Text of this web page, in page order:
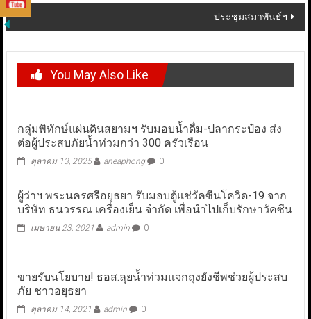
ประชุมสมาพันธ์ฯ
You May Also Like
กลุ่มพิทักษ์แผ่นดินสยามฯ รับมอบน้ำดื่ม-ปลากระป๋อง ส่ง
ต่อผู้ประสบภัยน้ำท่วมกว่า 300 ครัวเรือน
ตุลาคม 13, 2025 aneaphong 0
ผู้ว่าฯ พระนครศรีอยุธยา รับมอบตู้แช่วัคซีนโควิด-19 จาก
บริษัท ธนวรรณ เครื่องเย็น จำกัด เพื่อนำไปเก็บรักษาวัคซีน
เมษายน 23, 2021 admin 0
ขายรับนโยบาย! ธอส.ลุยน้ำท่วมแจกถุงยังชีพช่วยผู้ประสบ
ภัย ชาวอยุธยา
ตุลาคม 14, 2021 admin 0